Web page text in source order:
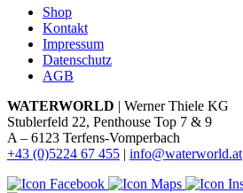
Shop
Kontakt
Impressum
Datenschutz
AGB
WATERWORLD | Werner Thiele KG
Stublerfeld 22, Penthouse Top 7 & 9
A – 6123 Terfens-Vomperbach
+43 (0)5224 67 455 | info@waterworld.at